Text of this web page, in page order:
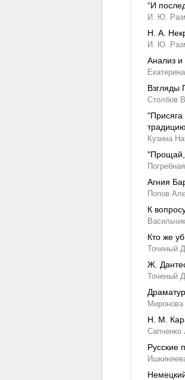
“И
И. Ю.
Н. А.
И. Ю.
Анализ
Взгляды
Столбов
"Присяга
Кузина
"Прощай,
Агния
Попов
К
Кто же
Точеный
Ж.
Точеный
Н. М.
Сапченко
Русские